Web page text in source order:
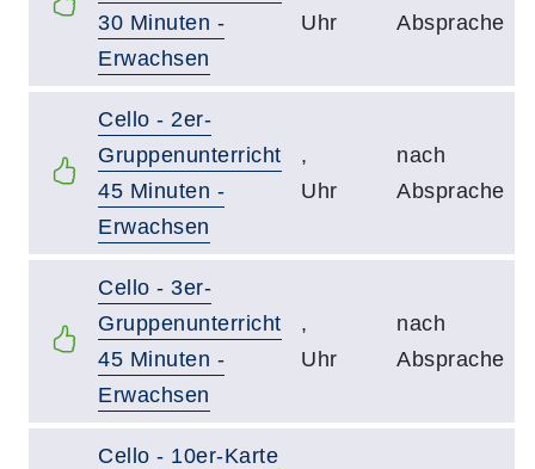
30 Minuten -
Erwachsen
Uhr
Absprache
Cello - 2er-
Gruppenunterricht
45 Minuten -
Erwachsen
,
Uhr
nach
Absprache
Cello - 3er-
Gruppenunterricht
45 Minuten -
Erwachsen
,
Uhr
nach
Absprache
Cello - 10er-Karte